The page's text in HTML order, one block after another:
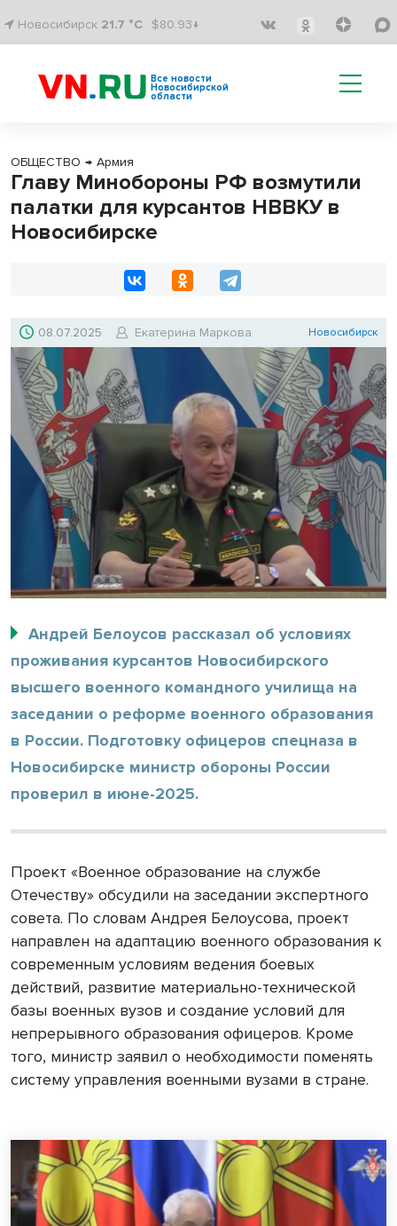
Новосибирск 21.7 °C $80.93↓
Все новости
Новосибирской
области
ОБЩЕСТВО → Армия
Главу Минобороны РФ возмутили
палатки для курсантов НВВКУ в
Новосибирске
08.07.2025 Екатерина Маркова Новосибирск
Андрей Белоусов рассказал об условиях
проживания курсантов Новосибирского
высшего военного командного училища на
заседании о реформе военного образования
в России. Подготовку офицеров спецназа в
Новосибирске министр обороны России
проверил в июне-2025.
Проект «Военное образование на службе
Отечеству» обсудили на заседании экспертного
совета. По словам Андрея Белоусова, проект
направлен на адаптацию военного образования к
современным условиям ведения боевых
действий, развитие материально-технической
базы военных вузов и создание условий для
непрерывного образования офицеров. Кроме
того, министр заявил о необходимости поменять
систему управления военными вузами в стране.